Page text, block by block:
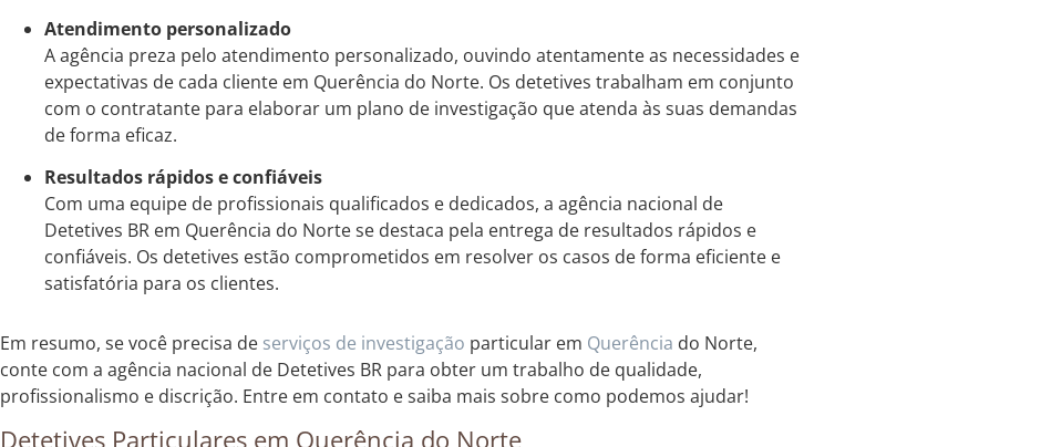
Atendimento personalizado
A agência preza pelo atendimento personalizado, ouvindo atentamente as necessidades e
expectativas de cada cliente em Querência do Norte. Os detetives trabalham em conjunto
com o contratante para elaborar um plano de investigação que atenda às suas demandas
de forma eficaz.
Resultados rápidos e confiáveis
Com uma equipe de profissionais qualificados e dedicados, a agência nacional de
Detetives BR em Querência do Norte se destaca pela entrega de resultados rápidos e
confiáveis. Os detetives estão comprometidos em resolver os casos de forma eficiente e
satisfatória para os clientes.
Em resumo, se você precisa de serviços de investigação particular em Querência do Norte,
conte com a agência nacional de Detetives BR para obter um trabalho de qualidade,
profissionalismo e discrição. Entre em contato e saiba mais sobre como podemos ajudar!
Detetives Particulares em Querência do Norte